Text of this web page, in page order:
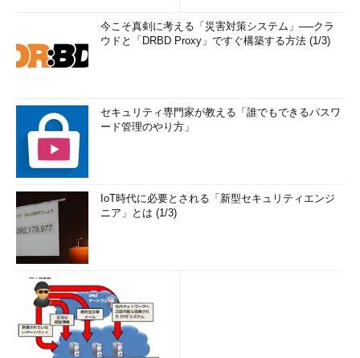
今こそ真剣に考える「災害対策システム」──クラ
ウドと「DRBD Proxy」ですぐ構築する方法 (1/3)
セキュリティ専門家が教える「誰でもできるパスワ
ード管理のやり方」
IoT時代に必要とされる「新型セキュリティエンジ
ニア」とは (1/3)